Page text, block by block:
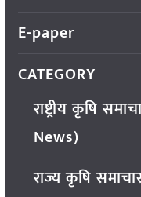
E-paper
CATEGORY
राष्ट्रीय कृषि
News)
राज्य कृषि